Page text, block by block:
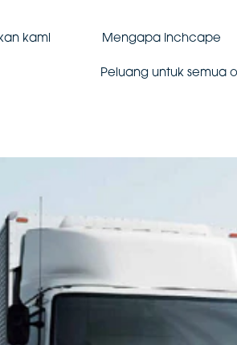
kami Mengapa Inchcape
Peluang untuk semua